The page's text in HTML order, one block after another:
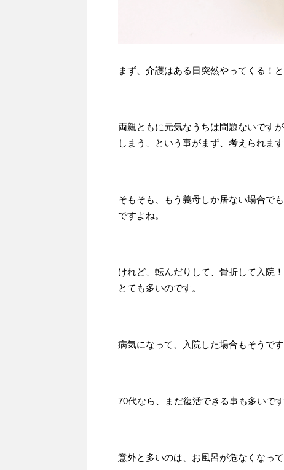
まず、介護はある日突然やってくる！
両親ともに元気なうちは問題ないです
しまう、という事がまず、考えられます
そもそも、もう義母しか居ない場合で
ですよね。
けれど、転んだりして、骨折して入院
とても多いのです。
病気になって、入院した場合もそうです
70代なら、まだ復活できる事も多いで
意外と多いのは、お風呂が危なくなって